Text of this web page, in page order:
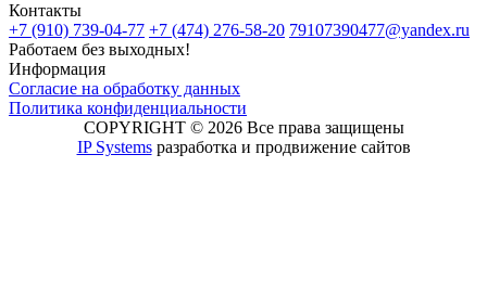
Контакты
+7 (910) 739-04-77 +7 (474) 276-58-20 79107390477@yandex.ru
Работаем без выходных!
Информация
Согласие на обработку данных
Политика конфиденциальности
COPYRIGHT © 2026 Все права защищены
IP Systemsразработка и продвижение сайтов